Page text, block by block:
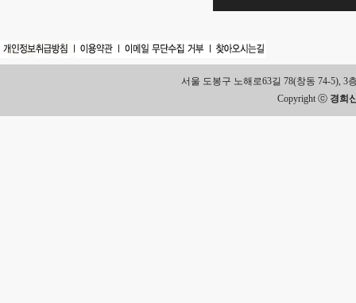
서울 도봉구 노해로63길 78(창동 74-5), 3
Copyright ⓒ 경희